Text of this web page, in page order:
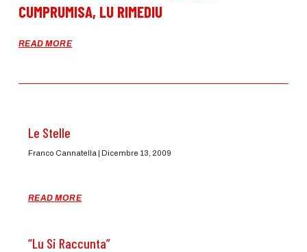
CUMPRUMISA, LU RIMEDIU
READ MORE
Le Stelle
Franco Cannatella Dicembre 13, 2009
READ MORE
“Lu Si Raccunta”